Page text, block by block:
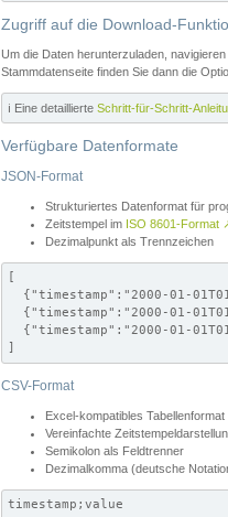
Zugriff auf die Download-
Um die Daten herunterzuladen,
Stammdatenseite finden Sie dann die
ℹ️ Eine detaillierte Schritt-für-Schritt-
Verfügbare Datenformate
JSON-Format
Strukturiertes Datenformat für
Zeitstempel im ISO 8601-Format
Dezimalpunkt als Trennzeichen
[
{"timestamp":"2000-01-
{"timestamp":"2000-01-
{"timestamp":"2000-01-
]
CSV-Format
Excel-kompatibles Tabellenformat
Vereinfachte
Semikolon als Feldtrenner
Dezimalkomma (deutsche
timestamp;value